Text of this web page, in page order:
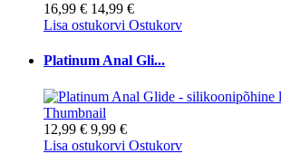
16,99 € 14,99 €
Lisa ostukorvi Ostukorv
Platinum Anal Gli...
12,99 € 9,99 €
Lisa ostukorvi Ostukorv